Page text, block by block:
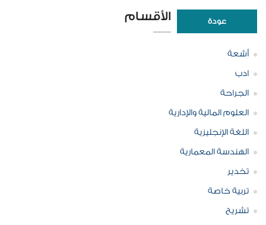
عودة الأقسام
أشعة
ادب
الجراحة
العلوم المالية والإدارية
اللغة الإنجليزية
الهندسة المعمارية
تخدير
تربية خاصة
تشريح